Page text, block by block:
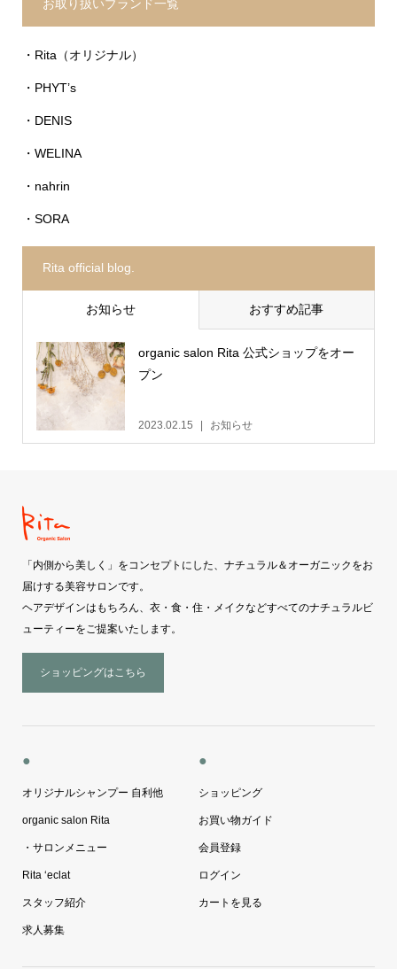
お取り扱いブランド一覧
・Rita（オリジナル）
・PHYT’s
・DENIS
・WELINA
・nahrin
・SORA
Rita official blog.
お知らせ おすすめ記事
organic salon Rita 公式ショップをオー
プン
2023.02.15 お知らせ
「内側から美しく」をコンセプトにした、ナチュラル＆オーガニックをお
届けする美容サロンです。
ヘアデザインはもちろん、衣・食・住・メイクなどすべてのナチュラルビ
ューティーをご提案いたします。
ショッピングはこちら
●
オリジナルシャンプー 自利他
organic salon Rita
・サロンメニュー
Rita ‘eclat
スタッフ紹介
求人募集
●
ショッピング
お買い物ガイド
会員登録
ログイン
カートを見る